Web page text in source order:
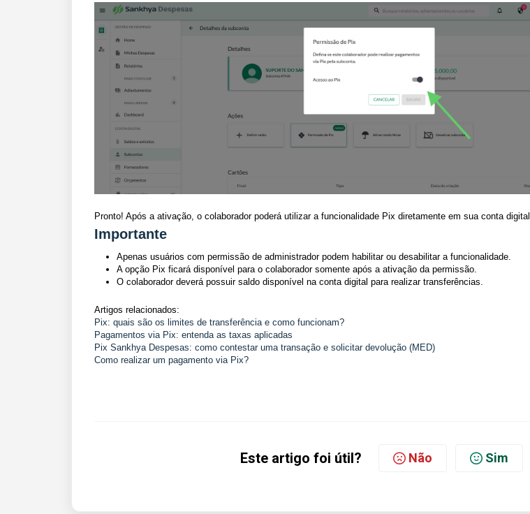
Pronto! Após a ativação, o colaborador poderá utilizar a funcionalidade Pix diretamente em sua conta digital.
Importante
Apenas usuários com permissão de administrador podem habilitar ou desabilitar a funcionalidade.
A opção Pix ficará disponível para o colaborador somente após a ativação da permissão.
O colaborador deverá possuir saldo disponível na conta digital para realizar transferências.
Artigos relacionados:
Pix: quais são os limites de transferência e como funcionam?
Pagamentos via Pix: entenda as taxas aplicadas
Pix Sankhya Despesas: como contestar uma transação e solicitar devolução (MED)
Como realizar um pagamento via Pix?
Este artigo foi útil? Não Sim